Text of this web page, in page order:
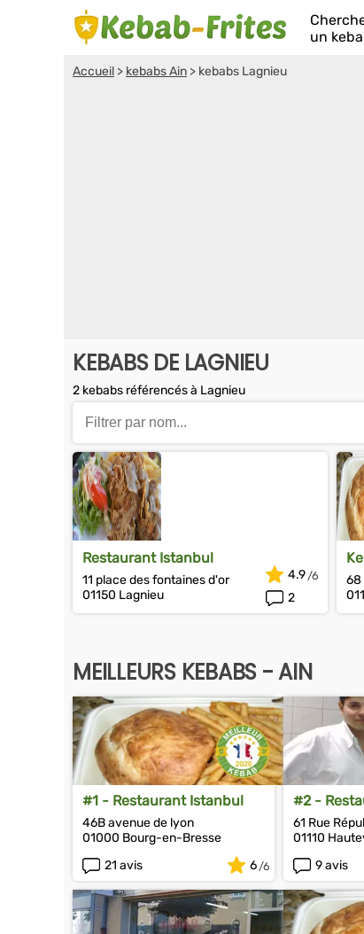
un
Accueil > kebabs Ain > kebabs Lagnieu
KEBABS DE LAGNIEU
2 kebabs référencés à Lagnieu
Restaurant Istanbul
11 place des fontaines d'or
01150 Lagnieu
2
4.9
68
MEILLEURS KEBABS - AIN
#1 - Restaurant Istanbul
46B avenue de lyon
01000 Bourg-en-Bresse
21 avis
6
#2 -
kebab
61 Rue
01110
9 avis